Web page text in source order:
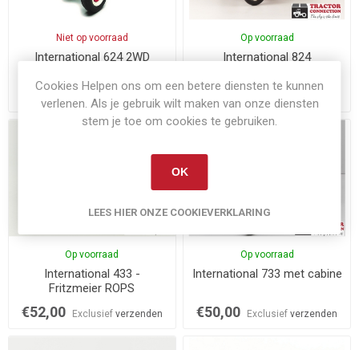
Niet op voorraad
International 624 2WD
€79,95 Exclusief verzenden
Op voorraad
International 824
€44,00 Exclusief
Op voorraad
International 433 -
Fritzmeier ROPS
€52,00 Exclusief verzenden
Op voorraad
International 733 met cabine
€50,00 Exclusiefverzenden
Cookies Helpen ons om een betere diensten te kunnen
verlenen. Als je gebruik wilt maken van onze diensten
stem je toe om cookies te gebruiken.
OK
LEES HIER ONZE COOKIEVERKLARING